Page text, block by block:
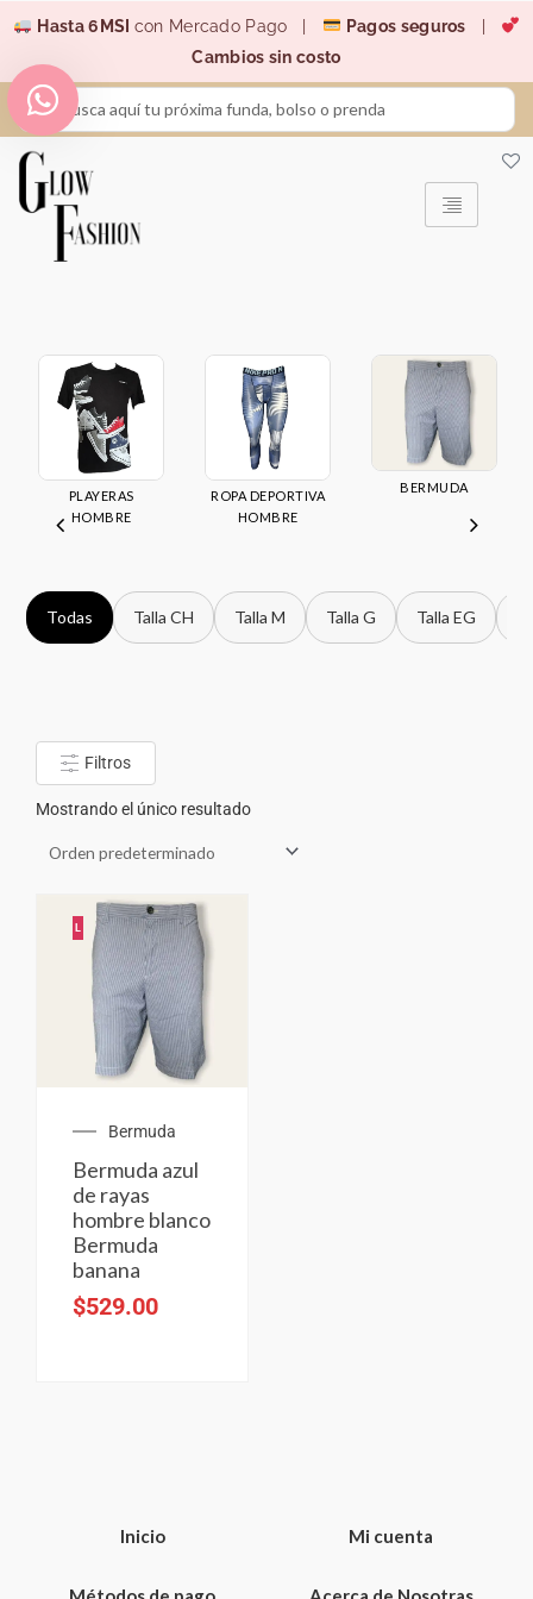
contenido
Hasta 6MSI con Mercado Pago | Pagos seguros
Cambios sin costo
Search
...
PLAYERAS
HOMBRE
ROPA DEPORTIVA
HOMBRE
BERMUDA
Todas Talla CH Talla M Talla G Talla EG
Filtros
Mostrando el único resultado
L
Bermuda
Bermuda azul
de rayas
hombre blanco
Bermuda
banana
$529.00
Inicio Mi cuenta